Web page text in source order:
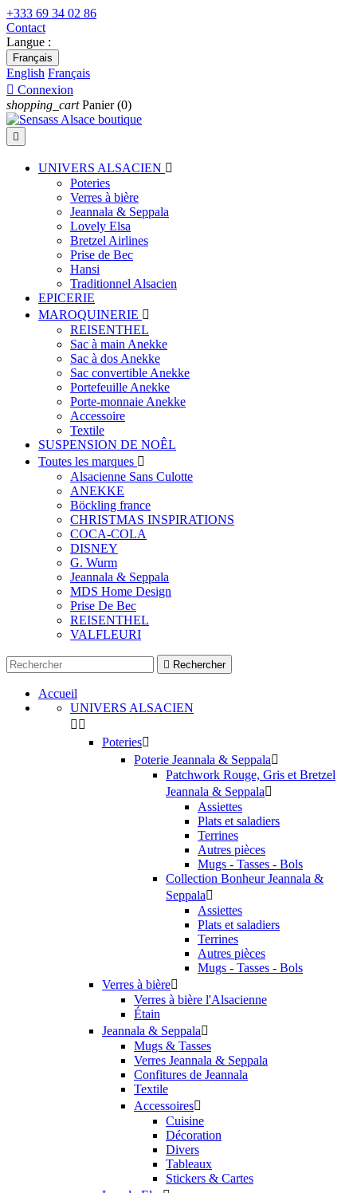
+333 69 34 02 86
Contact
Langue :
Français
English Français
 Connexion
shopping_cart Panier (0)

UNIVERS ALSACIEN 
Poteries
Verres à bière
Jeannala & Seppala
Lovely Elsa
Bretzel Airlines
Prise de Bec
Hansi
Traditionnel Alsacien
EPICERIE
MAROQUINERIE 
REISENTHEL
Sac à main Anekke
Sac à dos Anekke
Sac convertible Anekke
Portefeuille Anekke
Porte-monnaie Anekke
Accessoire
Textile
SUSPENSION DE NOÊL
Toutes les marques 
Alsacienne Sans Culotte
ANEKKE
Böckling france
CHRISTMAS INSPIRATIONS
COCA-COLA
DISNEY
G. Wurm
Jeannala & Seppala
MDS Home Design
Prise De Bec
REISENTHEL
VALFLEURI
 Rechercher
Accueil
UNIVERS ALSACIEN
 
Poteries
Poterie Jeannala & Seppala
Patchwork Rouge, Gris et Bretzel
Jeannala & Seppala
Assiettes
Plats et saladiers
Terrines
Autres pièces
Mugs - Tasses - Bols
Collection Bonheur Jeannala &
Seppala
Assiettes
Plats et saladiers
Terrines
Autres pièces
Mugs - Tasses - Bols
Verres à bière
Verres à bière l'Alsacienne
Étain
Jeannala & Seppala
Mugs & Tasses
Verres Jeannala & Seppala
Confitures de Jeannala
Textile
Accessoires
Cuisine
Décoration
Divers
Tableaux
Stickers & Cartes